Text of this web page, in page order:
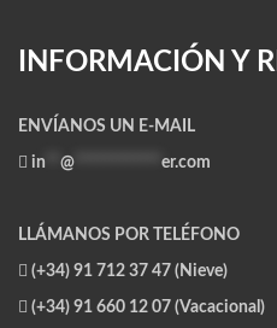
INFORMACIÓN Y
ENVÍANOS UN E-MAIL
in @ er.com
LLÁMANOS POR TELÉFONO
(+34) 91 712 37 47 (Nieve)
(+34) 91 660 12 07 (Vacacional)